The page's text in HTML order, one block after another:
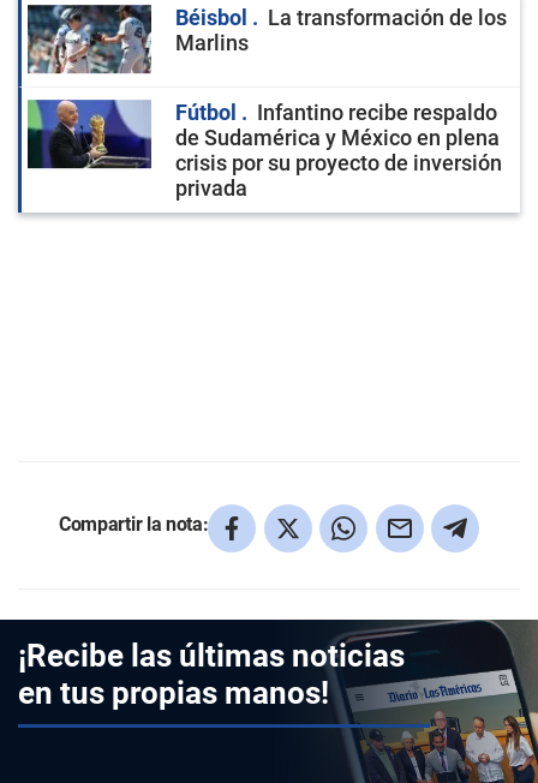
Béisbol
La transformación de los
Marlins
Fútbol
Infantino recibe respaldo
de Sudamérica y México en plena
crisis por su proyecto de inversión
privada
Compartir la nota:
¡Recibe las últimas noticias
en tus propias manos!